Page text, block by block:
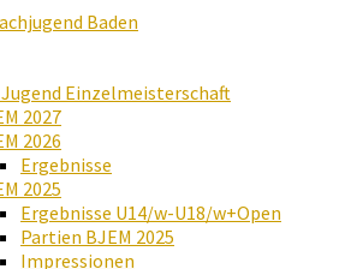
Baden
Jugend Einzelmeisterschaft
2027
2026
Ergebnisse
2025
Ergebnisse U14/w-U18/w+Open
Partien BJEM 2025
Impressionen